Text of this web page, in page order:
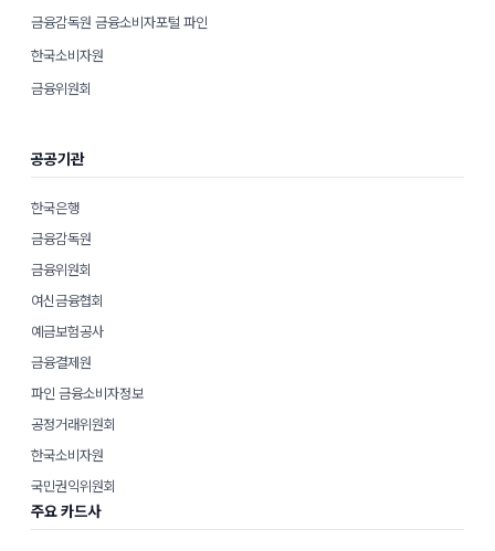
금융감독원 금융소비자포털 파인
한국소비자원
금융위원회
공공기관
한국은행
금융감독원
금융위원회
여신금융협회
예금보험공사
금융결제원
파인 금융소비자정보
공정거래위원회
한국소비자원
국민권익위원회
주요 카드사